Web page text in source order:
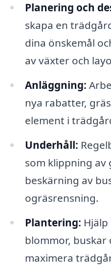
Planering och
skapa en
dina önskemål
av växter och
Anläggning:
nya rabatter,
element i
Underhåll:
som klippning av
beskärning av
ogräsrensning.
Plantering:
blommor,
maximera